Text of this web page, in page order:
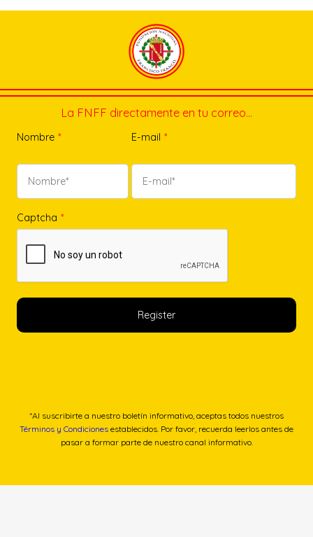
La FNFF directamente en tu correo…
Nombre * E-mail *
Captcha *
*Al suscribirte a nuestro boletín informativo, aceptas todos nuestros
Términos y Condiciones establecidos. Por favor, recuerda leerlos antes de
pasar a formar parte de nuestro canal informativo.